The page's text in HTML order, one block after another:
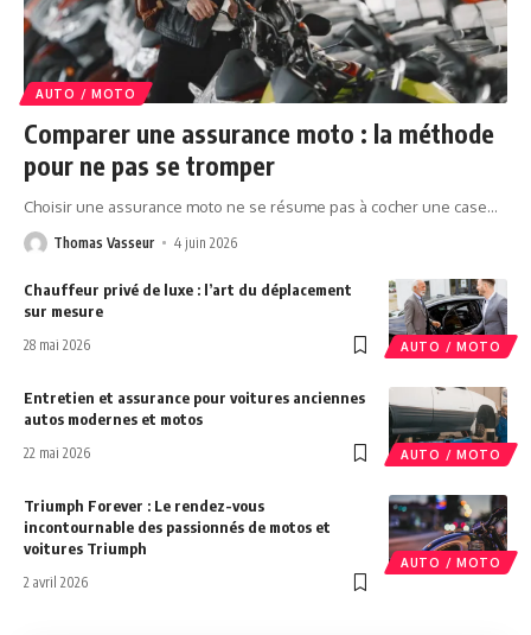
AUTO / MOTO
Comparer une assurance moto : la méthode
pour ne pas se tromper
Choisir une assurance moto ne se résume pas à cocher une case…
Thomas Vasseur 4 juin 2026
AUTO / MOTO
Chauffeur privé de luxe : l’art du déplacement
sur mesure
28 mai 2026
AUTO / MOTO
Entretien et assurance pour voitures anciennes
autos modernes et motos
22 mai 2026
AUTO / MOTO
Triumph Forever : Le rendez-vous
incontournable des passionnés de motos et
voitures Triumph
2 avril 2026